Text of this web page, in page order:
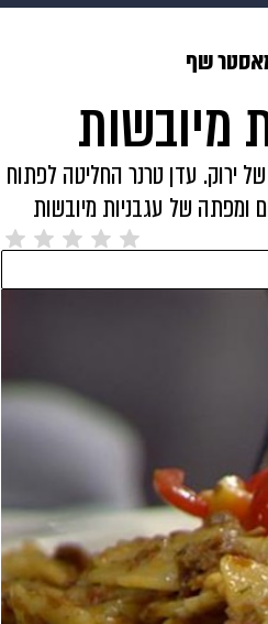
HIX
מתכונים פרויקטים מיוחדים
שף
מיובשות
של ירוק. עדן טרנר החליטה לפתוח
ומפתה של עגבניות מיובשות